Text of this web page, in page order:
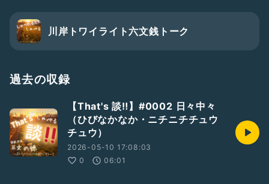
→https://listen.style/p/twilight
▶︎ 総集編PL
https://listen.style/pl/232/6mon
https://ezsy.super.site/zurerazi
#新人さんいらっしゃい #ひとり語り #裏話
#墓まで持っていけなかった話 #ここが人生の分岐点
#臨終まで生きる以外にやることがない
￣￣
《しゃべれるだけしゃべる》三原則
川岸トワイライト六文銭トーク
過去の収録
【That's 談‼️】#0002 日々中々
（ひびなかなか・ニチニチチュウ
チュウ）
2026-05-10 17:08:03
0
06:01